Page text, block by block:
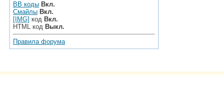
BB коды Вкл.
Смайлы Вкл.
[IMG] код Вкл.
HTML код Выкл.
Правила форума